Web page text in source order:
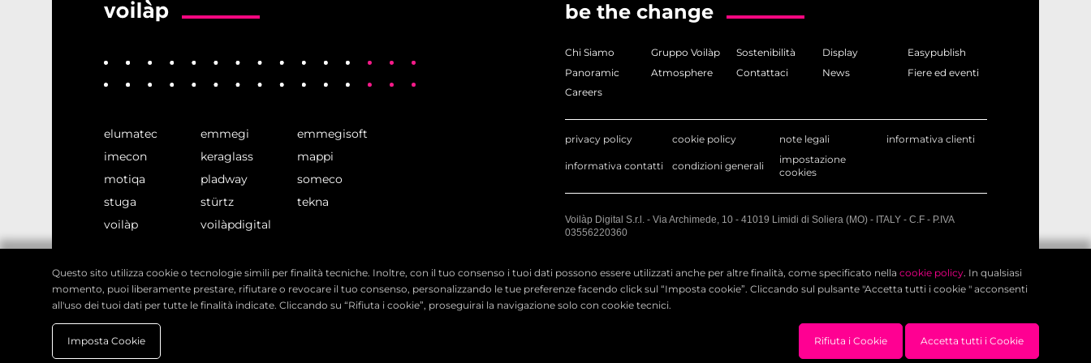
6. Diritti dell’interessato
Per esercitare i diritti:
dpo.voilap@amicadpo.eu
7. Dati personali dei minori
I servizi non sono destinati a minori di 14 anni. In caso di trasmissione involontaria di dati da minori, questi saranno eliminati immediatamente.
elumatec emmegi
emmegisoft
imecon
keraglass
mappi
motiqa
pladway
someco
stuga
stürtz
tekna
voilàp
voilàpdigital
Italiano info@voilap.com
be the change
Chi Siamo Gruppo Voilàp Sostenibilità Display
Easypublish
Panoramic
Atmosphere Contattaci News
Fiere ed eventi
Careers
privacy policy cookie policy note legali informativa clienti
informativa contatti condizioni generali
impostazione
cookies
Voilàp Digital S.r.l. - Via Archimede, 10 - 41019 Limidi di Soliera (MO) - ITALY - C.F - P.IVA
03556220360
Questo sito utilizza cookie o tecnologie simili per finalità tecniche. Inoltre, con il tuo consenso i tuoi dati possono essere utilizzati anche per altre finalità, come specificato nella cookie policy. In qualsiasi
momento, puoi liberamente prestare, rifiutare o revocare il tuo consenso, personalizzando le tue preferenze facendo click sul “Imposta cookie”. Cliccando sul pulsante "Accetta tutti i cookie " acconsenti
all'uso dei tuoi dati per tutte le finalità indicate. Cliccando su “Rifiuta i cookie”, proseguirai la navigazione solo con cookie tecnici.
Imposta Cookie Rifiuta i Cookie Accetta tutti i Cookie